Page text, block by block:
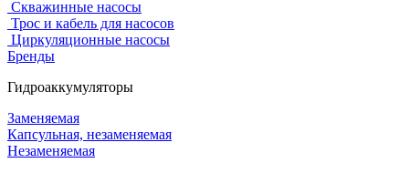
Скважинные насосы
Трос и кабель для насосов
Циркуляционные насосы
Бренды
Гидроаккумуляторы
Заменяемая
Капсульная, незаменяемая
Незаменяемая